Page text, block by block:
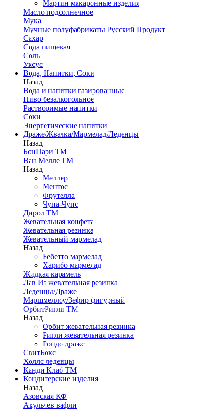
Мартин макаронные изделия
Масло подсолнечное
Мука
Мучные полуфабрикаты Русский Продукт
Сахар
Сода пищевая
Соль
Уксус
Вода, Напитки, Соки
Назад
Вода и напитки газированные
Пиво безалкогольное
Растворимые напитки
Соки
Энергетические напитки
Драже/Жвачка/Мармелад/Леденцы
Назад
БонПари ТМ
Ван Мелле ТМ
Назад
Меллер
Ментос
Фрутелла
Чупа-Чупс
Дирол ТМ
Жевательная конфета
Жевательная резинка
Жевательный мармелад
Назад
Бебетто мармелад
Харибо мармелад
Жидкая карамель
Лав Из жевательная резинка
Леденцы/Драже
Маршмеллоу/Зефир фигурный
ОрбитРигли ТМ
Назад
Орбит жевательная резинка
Ригли жевательная резинка
Рондо драже
СвитБокс
Холлс леденцы
Канди Клаб ТМ
Кондитерские изделия
Назад
Азовская КФ
Акульчев вафли